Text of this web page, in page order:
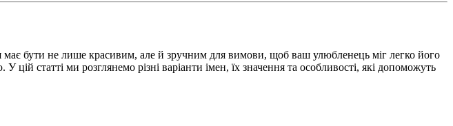
бути не лише красивим, але й зручним для вимови, щоб ваш улюбленець міг легко його
статті ми розглянемо різні варіанти імен, їх значення та особливості, які допоможуть